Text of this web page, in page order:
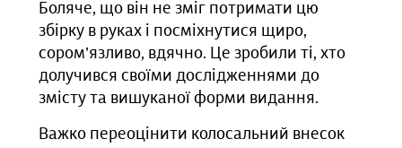
Боляче, що він не зміг потримати цю
збірку в руках і посміхнутися щиро,
сором’язливо, вдячно. Це зробили ті, хто
долучився своїми дослідженнями до
змісту та вишуканої форми видання.
Важко переоцінити колосальний внесок